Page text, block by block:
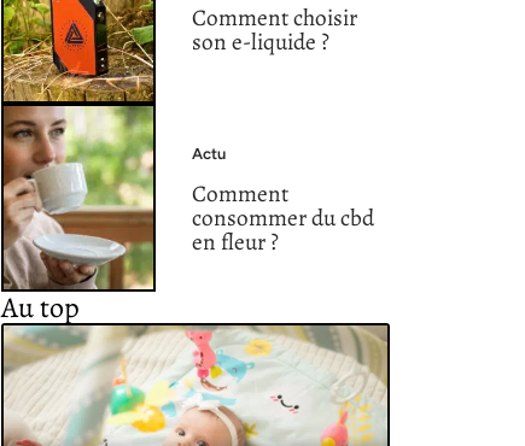
Comment choisir
son e-liquide ?
Actu
Comment
consommer du cbd
en fleur ?
Au top